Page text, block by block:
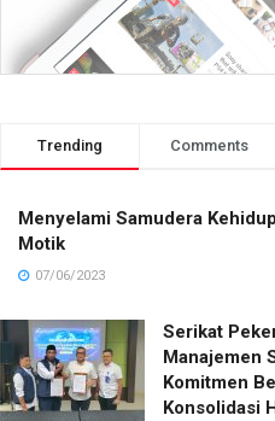
Trending Comments
Menyelami Samudera
Motik
07/06/2023
Serikat
Manajemen
Komitmen
Konsolidasi